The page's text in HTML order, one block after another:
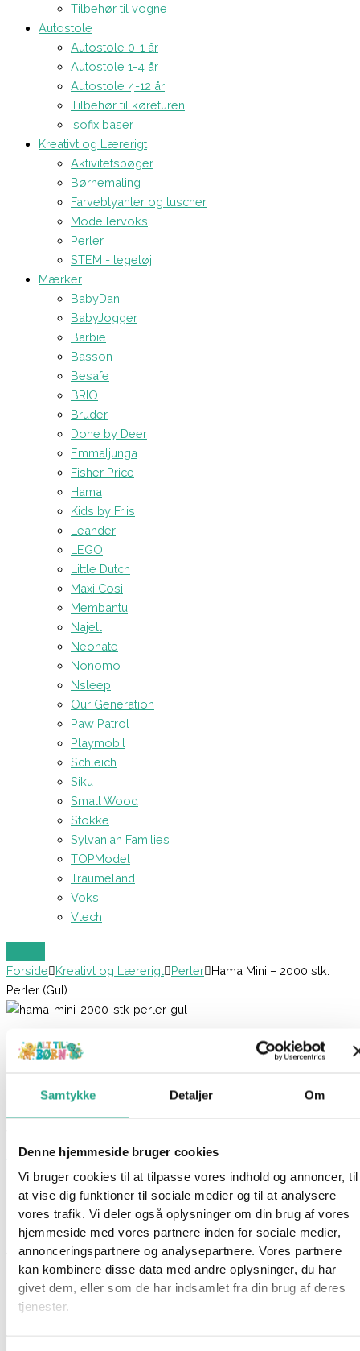
Samtykke Detaljer Om
Denne hjemmeside bruger cookies
Vi bruger cookies til at tilpasse vores indhold og annoncer, til
at vise dig funktioner til sociale medier og til at analysere
vores trafik. Vi deler også oplysninger om din brug af vores
hjemmeside med vores partnere inden for sociale medier,
annonceringspartnere og analysepartnere. Vores partnere
kan kombinere disse data med andre oplysninger, du har
givet dem, eller som de har indsamlet fra din brug af deres
tjenester.
Tilbehør til vogne
Autostole
Autostole 0-1 år
Autostole 1-4 år
Autostole 4-12 år
Tilbehør til køreturen
Isofix baser
Kreativt og Lærerigt
Aktivitetsbøger
Børnemaling
Farveblyanter og tuscher
Modellervoks
Perler
STEM - legetøj
Mærker
BabyDan
BabyJogger
Barbie
Basson
Besafe
BRIO
Bruder
Done by Deer
Emmaljunga
Fisher Price
Hama
Kids by Friis
Leander
LEGO
Little Dutch
Maxi Cosi
Membantu
Najell
Neonate
Nonomo
Nsleep
Our Generation
Paw Patrol
Playmobil
Schleich
Siku
Small Wood
Stokke
Sylvanian Families
TOPModel
Träumeland
Voksi
Vtech
Forside Kreativt og Lærerigt Perler Hama Mini – 2000 stk.
Perler (Gul)
Hama Mini – 2000 stk. Perler (Gul)
Ikke på lager
Mærker,Perler
Beskrivelse
Spørg om produktet
Denne pose fra Hama indeholder intet mindre end 2000 perler i
farven: Gul
Hama mini er små perler til børn over 10 år. Perlerne måler 2,5
mm.